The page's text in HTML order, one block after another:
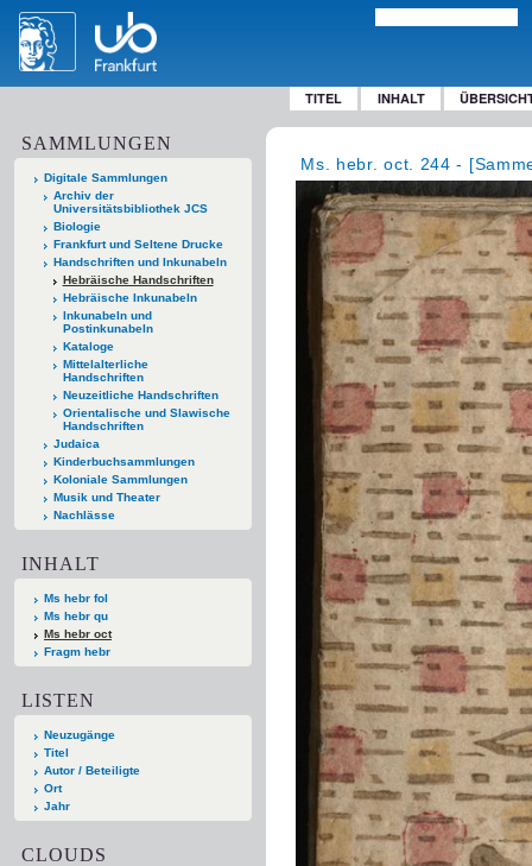
TITEL INHALT
SAMMLUNGEN
Digitale Sammlungen
Archiv der
Universitätsbibliothek JCS
Biologie
Frankfurt und Seltene Drucke
Handschriften und Inkunabeln
Hebräische Handschriften
Hebräische Inkunabeln
Inkunabeln und
Postinkunabeln
Kataloge
Mittelalterliche
Handschriften
Neuzeitliche Handschriften
Orientalische und Slawische
Handschriften
Judaica
Kinderbuchsammlungen
Koloniale Sammlungen
Musik und Theater
Nachlässe
INHALT
Ms hebr fol
Ms hebr qu
Ms hebr oct
Fragm hebr
LISTEN
Neuzugänge
Titel
Autor / Beteiligte
Ort
Jahr
CLOUDS
Ms. hebr. oct. 244 -